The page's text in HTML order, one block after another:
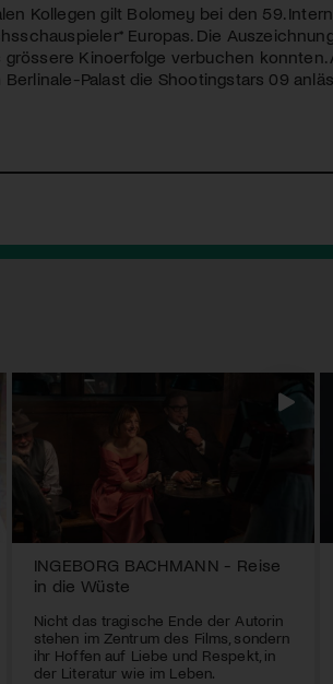
Kollegen gilt Bolomey bei den 59.
Europas. Die
Kinoerfolge verbuchen
Palast die Shootingstars 09
INGEBORG BACHMANN - Reise
in die Wüste
Nicht das tragische Ende der Autorin
stehen im Zentrum des Films, sondern
ihr Hoffen auf Liebe und Respekt, in
der Literatur wie im Leben.